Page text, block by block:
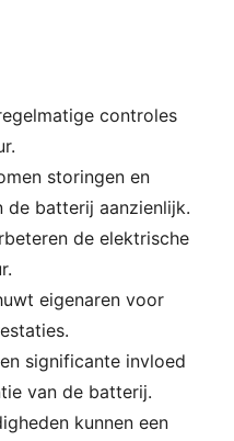
controles
storingen en
de batterij aanzienlijk.
de elektrische
eigenaren voor
significante invloed
van de batterij.
kunnen een